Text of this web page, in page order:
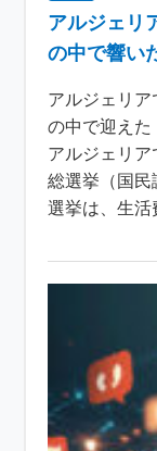
アルジェリ
の中で響い
アルジェリ
の中で迎えた
アルジェリ
総選挙（国民
選挙は、生